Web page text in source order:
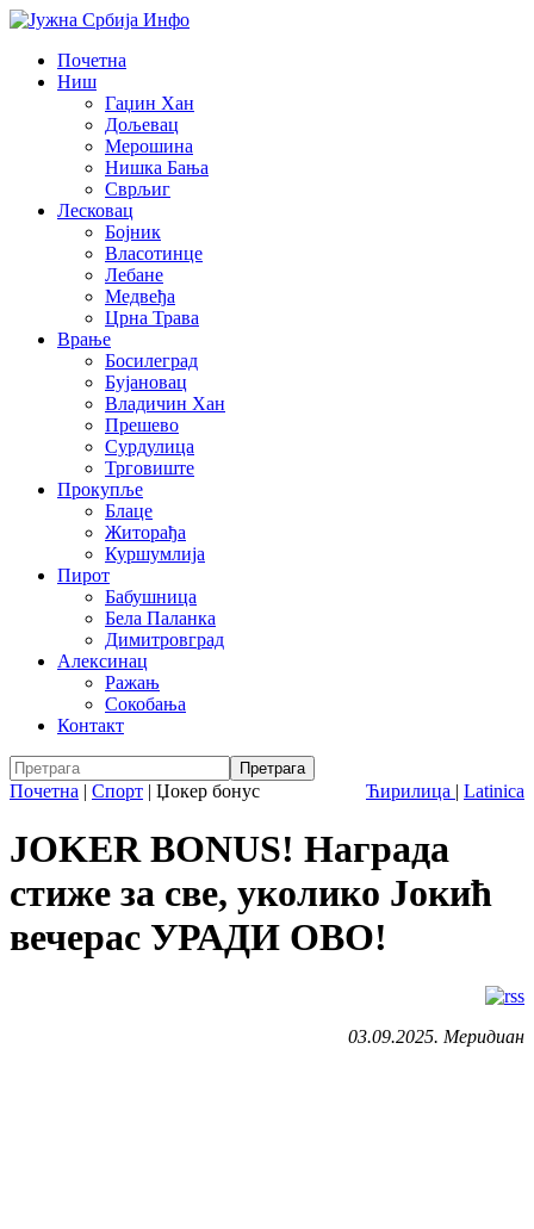
Почетна
Ниш
Гаџин Хан
Дољевац
Мерошина
Нишка Бања
Сврљиг
Лесковац
Бојник
Власотинце
Лебане
Медвеђа
Црна Трава
Врање
Босилеград
Бујановац
Владичин Хан
Прешево
Сурдулица
Трговиште
Прокупље
Блаце
Житорађа
Куршумлија
Пирот
Бабушница
Бела Паланка
Димитровград
Алексинац
Ражањ
Сокобања
Контакт
Ћирилица | Latinica
Почетна | Спорт | Џокер бонус
JOKER BONUS! Награда
стиже за све, уколико Јокић
вечерас УРАДИ ОВО!
03.09.2025. Меридиан